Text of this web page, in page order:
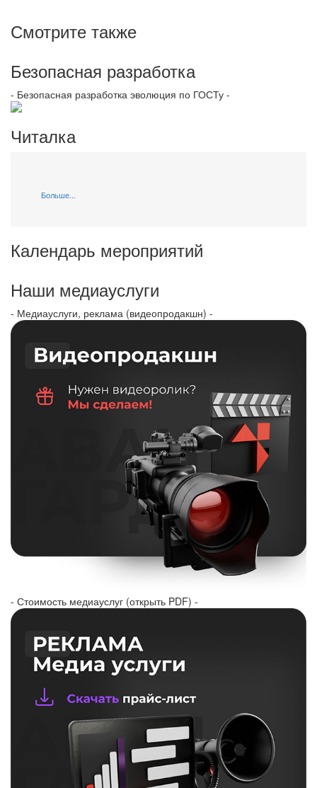
Смотрите также
Безопасная разработка
- Безопасная разработка эволюция по ГОСТу -
Читалка
Больше...
Календарь мероприятий
Наши медиауслуги
- Медиауслуги, реклама (видеопродакшн) -
- Стоимость медиауслуг (открыть PDF) -